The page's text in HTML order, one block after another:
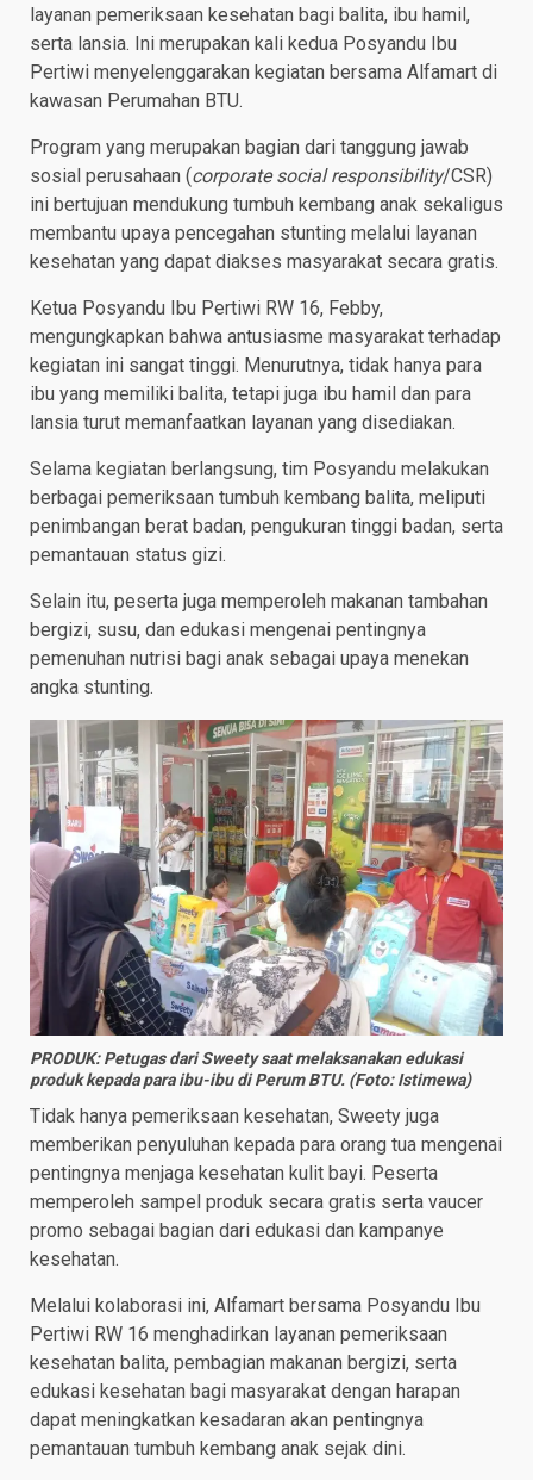
layanan pemeriksaan kesehatan bagi balita, ibu hamil,
serta lansia. Ini merupakan kali kedua Posyandu Ibu
Pertiwi menyelenggarakan kegiatan bersama Alfamart di
kawasan Perumahan BTU.
Program yang merupakan bagian dari tanggung jawab
sosial perusahaan (corporate social responsibility/CSR)
ini bertujuan mendukung tumbuh kembang anak sekaligus
membantu upaya pencegahan stunting melalui layanan
kesehatan yang dapat diakses masyarakat secara gratis.
Ketua Posyandu Ibu Pertiwi RW 16, Febby,
mengungkapkan bahwa antusiasme masyarakat terhadap
kegiatan ini sangat tinggi. Menurutnya, tidak hanya para
ibu yang memiliki balita, tetapi juga ibu hamil dan para
lansia turut memanfaatkan layanan yang disediakan.
Selama kegiatan berlangsung, tim Posyandu melakukan
berbagai pemeriksaan tumbuh kembang balita, meliputi
penimbangan berat badan, pengukuran tinggi badan, serta
pemantauan status gizi.
Selain itu, peserta juga memperoleh makanan tambahan
bergizi, susu, dan edukasi mengenai pentingnya
pemenuhan nutrisi bagi anak sebagai upaya menekan
angka stunting.
PRODUK: Petugas dari Sweety saat melaksanakan edukasi
produk kepada para ibu-ibu di Perum BTU. (Foto: Istimewa)
Tidak hanya pemeriksaan kesehatan, Sweety juga
memberikan penyuluhan kepada para orang tua mengenai
pentingnya menjaga kesehatan kulit bayi. Peserta
memperoleh sampel produk secara gratis serta vaucer
promo sebagai bagian dari edukasi dan kampanye
kesehatan.
Melalui kolaborasi ini, Alfamart bersama Posyandu Ibu
Pertiwi RW 16 menghadirkan layanan pemeriksaan
kesehatan balita, pembagian makanan bergizi, serta
edukasi kesehatan bagi masyarakat dengan harapan
dapat meningkatkan kesadaran akan pentingnya
pemantauan tumbuh kembang anak sejak dini.